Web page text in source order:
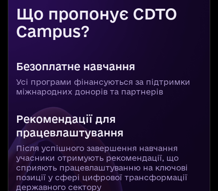
Що пропонує CDTO
Campus?
Безоплатне навчання
Усі програми фінансуються за підтримки
міжнародних донорів та партнерів
Рекомендації для
працевлаштування
Після успішного завершення навчання
учасники отримують рекомендації, що
сприяють працевлаштуванню на ключові
позиції у сфері цифрової трансформації
державного сектору